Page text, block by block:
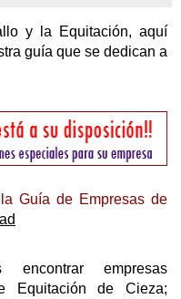
y la Equitación, aquí
guía que se dedican a
Guía de Empresas de
empresas
Equitación de Cieza;